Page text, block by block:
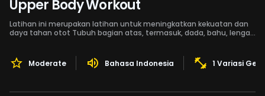
Upper Body Workout
Latihan ini merupakan latihan untuk meningkatkan kekuatan dan
daya tahan otot Tubuh bagian atas, termasuk, dada, bahu, lengan
Moderate Bahasa Indonesia 1 Variasi